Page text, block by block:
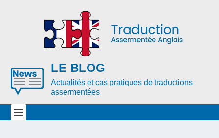
LE BLOG
Actualités et cas pratiques de traductions
assermentées